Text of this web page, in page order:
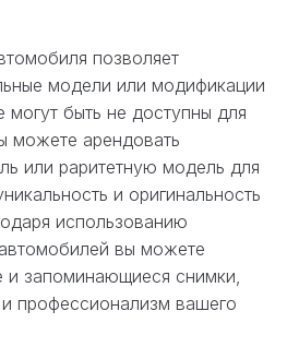
позволяет
модели или модификации
могут быть не доступны для
можете арендовать
или раритетную модель для
и оригинальность
использованию
вы можете
и запоминающиеся снимки,
профессионализм вашего